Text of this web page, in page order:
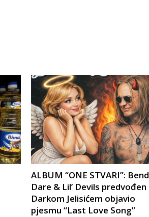
ALBUM “ONE STVARI”: Bend
Dare & Lil’ Devils predvođen
Darkom Jelisićem objavio
pjesmu “Last Love Song”